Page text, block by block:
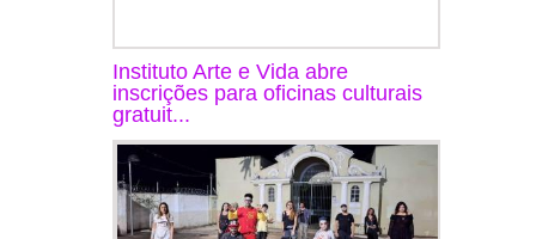
Instituto Arte e Vida abre
inscrições para oficinas culturais
gratuit...